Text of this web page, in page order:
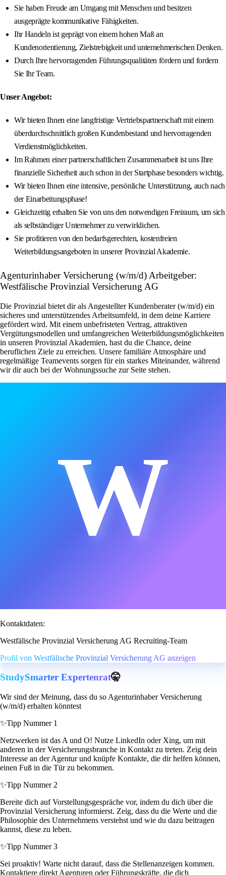
Sie haben Freude am Umgang mit Menschen und besitzen
ausgeprägte kommunikative Fähigkeiten.
Ihr Handeln ist geprägt von einem hohen Maß an
Kundenorientierung, Zielstrebigkeit und unternehmerischen Denken.
Durch Ihre hervorragenden Führungsqualitäten fördern und fordern
Sie Ihr Team.
Unser Angebot:
Wir bieten Ihnen eine langfristige Vertriebspartnerschaft mit einem
überdurchschnittlich großen Kundenbestand und hervorragenden
Verdienstmöglichkeiten.
Im Rahmen einer partnerschaftlichen Zusammenarbeit ist uns Ihre
finanzielle Sicherheit auch schon in der Startphase besonders wichtig.
Wir bieten Ihnen eine intensive, persönliche Unterstützung, auch nach
der Einarbeitungsphase!
Gleichzeitig erhalten Sie von uns den notwendigen Freiraum, um sich
als selbständiger Unternehmer zu verwirklichen.
Sie profitieren von den bedarfsgerechten, kostenfreien
Weiterbildungsangeboten in unserer Provinzial Akademie.
Agenturinhaber Versicherung (w/m/d) Arbeitgeber:
Westfälische Provinzial Versicherung AG
Die Provinzial bietet dir als Angestellter Kundenberater (w/m/d) ein
sicheres und unterstützendes Arbeitsumfeld, in dem deine Karriere
gefördert wird. Mit einem unbefristeten Vertrag, attraktiven
Vergütungsmodellen und umfangreichen Weiterbildungsmöglichkeiten
in unseren Provinzial Akademien, hast du die Chance, deine
beruflichen Ziele zu erreichen. Unsere familiäre Atmosphäre und
regelmäßige Teamevents sorgen für ein starkes Miteinander, während
wir dir auch bei der Wohnungssuche zur Seite stehen.
W
Kontaktdaten:
Westfälische Provinzial Versicherung AG Recruiting-Team
Profil von Westfälische Provinzial Versicherung AG anzeigen
StudySmarter Expertenrat🤫
Wir sind der Meinung, dass du so Agenturinhaber Versicherung
(w/m/d) erhalten könntest
✨Tipp Nummer 1
Netzwerken ist das A und O! Nutze LinkedIn oder Xing, um mit
anderen in der Versicherungsbranche in Kontakt zu treten. Zeig dein
Interesse an der Agentur und knüpfe Kontakte, die dir helfen können,
einen Fuß in die Tür zu bekommen.
✨Tipp Nummer 2
Bereite dich auf Vorstellungsgespräche vor, indem du dich über die
Provinzial Versicherung informierst. Zeig, dass du die Werte und die
Philosophie des Unternehmens verstehst und wie du dazu beitragen
kannst, diese zu leben.
✨Tipp Nummer 3
Sei proaktiv! Warte nicht darauf, dass die Stellenanzeigen kommen.
Kontaktiere direkt Agenturen oder Führungskräfte, die dich